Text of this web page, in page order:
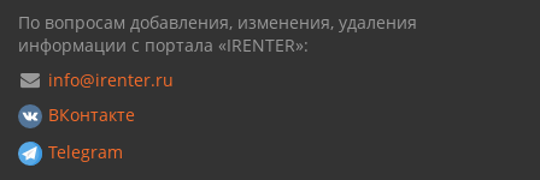
По вопросам добавления, изменения, удаления
информации с портала «IRENTER»:
info@irenter.ru
ВКонтакте
Telegram